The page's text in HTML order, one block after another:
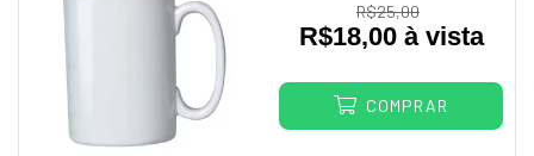
R$25,00
R$18,00 à vista
COMPRAR